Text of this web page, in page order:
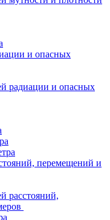
и опасных
радиации и опасных
перемещений и
расстояний,